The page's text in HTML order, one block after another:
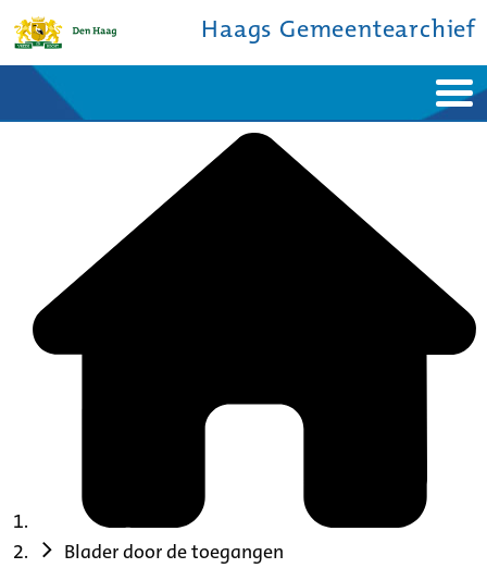
Haags Gemeentearchief
Bronnen en collecties
Blader door de toegangen